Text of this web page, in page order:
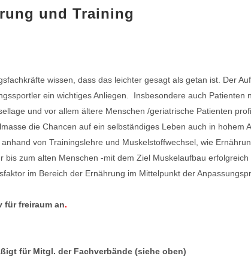
und Training
wissen, dass das leichter gesagt als getan ist. Der
ein wichtiges Anliegen. Insbesondere auch Patienten
und vor allem ältere Menschen /geriatrische Patienten
die Chancen auf ein selbständiges Leben auch in hohem
von Trainingslehre und Muskelstoffwechsel, wie
bis zum alten Menschen -mit dem Ziel Muskelaufbau
im Bereich der Ernährung im Mittelpunkt der
fürfreiraum an.
für Mitgl. der Fachverbände (siehe oben)